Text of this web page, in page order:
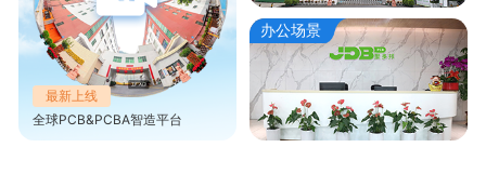
最新上线
全球PCB&PCBA智造平台
办公场景